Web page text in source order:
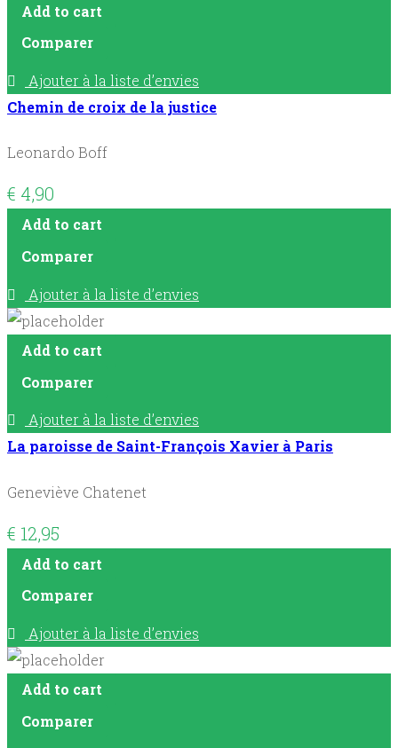
Add to cart
Comparer
Ajouter à la liste d’envies
Chemin de croix de la justice
Leonardo Boff
€ 4,90
Add to cart
Comparer
Ajouter à la liste d’envies
Add to cart
Comparer
Ajouter à la liste d’envies
La paroisse de Saint-François Xavier à Paris
Geneviève Chatenet
€ 12,95
Add to cart
Comparer
Ajouter à la liste d’envies
Add to cart
Comparer